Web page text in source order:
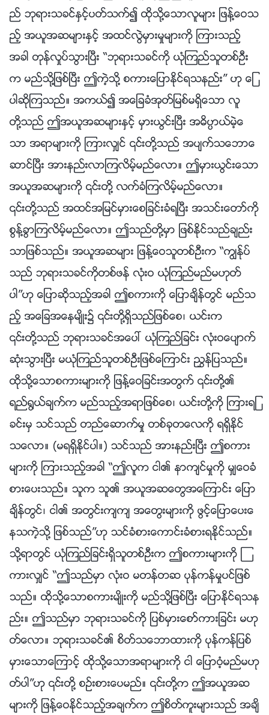
ည္ ဘုရားသခင္ႏွင့္ပတ္သက္၍ ထိုသို႔ေသာလူမ်ား ျဖန႔္ေဝသ
ည့္ အယူအဆမ်ားႏွင့္ အထင္လြဲမွားမႈမ်ားကို ၾကားသည့္
အခါ တုန္လႈပ္သြားၿပီး “ဘုရားသခင္ကို ယုံၾကည္သူတစ္ဦး
က မည္သို႔ျဖစ္ၿပီး ဤကဲ့သို႔ စကားေျပာႏိုင္ရသနည္း” ဟု ေျ
ပာဆိုၾကသည္။ အကယ္၍ အေျခခံအုတ္ျမစ္မရွိေသာ လူ
တို႔သည္ ဤအယူအဆမ်ားႏွင့္ မွားယြင္းၿပီး အဓိပၸာယ္မဲ့ေ
သာ အရာမ်ားကို ၾကားလွ်င္ ၎တို႔သည္ အပ်က္သေဘာေ
ဆာင္ၿပီး အားနည္းလာၾကလိမ့္မည္ေလာ။ ဤမွားယြင္းေသာ
အယူအဆမ်ားကို ၎တို႔ လက္ခံၾကလိမ့္မည္ေလာ။
၎တို႔သည္ အထင္အျမင္မွားေစျခင္းခံရၿပီး အသင္းေတာ္ကို
စြန႔္ခြာၾကလိမ့္မည္ေလာ။ ဤသည္တို႔မွာ ျဖစ္ႏိုင္သည္ခ်ည္း
သာျဖစ္သည္။ အယူအဆမ်ား ျဖန႔္ေဝသူတစ္ဦးက “ကြၽန္ုပ္
သည္ ဘုရားသခင္ကိုတစ္ဖန္ လုံးဝ ယုံၾကည္မည္မဟုတ္
ပါ”ဟု ေျပာဆိုသည့္အခါ ဤစကားကို ေျပာခ်ိန္တြင္ မည္သ
ည့္ အေျခအေနမ်ိဳး၌ ၎တို႔ရွိသည္ျဖစ္ေစ၊ ယင္းက
၎တို႔သည္ ဘုရားသခင္အေပၚ ယုံၾကည္ျခင္း လုံးဝေပ်ာက္
ဆုံးသြားၿပီး မယုံၾကည္သူတစ္ဦးျဖစ္ေၾကာင္း ၫႊန္ျပသည္။
ထိုသို႔ေသာစကားမ်ားကို ျဖန႔္ေဝျခင္းအတြက္ ၎တို႔၏
ရည္႐ြယ္ခ်က္က မည္သည့္အရာျဖစ္ေစ၊ ယင္းတို႔ကို ၾကားရျ
ခင္းမွ သင္သည္ တည္ေဆာက္မႈ တစ္ခုတေလကို ရရွိႏိုင္
သေလာ။ (မရရွိႏိုင္ပါ။) သင္သည္ အားနည္းၿပီး ဤစကား
မ်ားကို ၾကားသည့္အခါ “ဤလူက ငါ၏ နာက်င္မႈကို မွ်ေဝခံ
စားေပးသည္။ သူက သူ၏ အယူအဆေတြအေၾကာင္း ေျပာ
ခ်ိန္တြင္၊ ငါ၏ အတြင္းက်က် အေတြးမ်ားကို ဖြင့္ေျပာေပးေ
နသကဲ့သို႔ ျဖစ္သည္”ဟု သင္ခံစားေကာင္းခံစားရႏိုင္သည္။
သို႔ရာတြင္ ယုံၾကည္ျခင္းရွိသူတစ္ဦးက ဤစကားမ်ားကို ၾ
ကားလွ်င္ “ဤသည္မွာ လုံးဝ မတန္တဆ ပုန္ကန္မႈပင္ျဖစ္
သည္။ ထိုသို႔ေသာစကားမ်ိဳးကို မည္သို႔ျဖစ္ၿပီး ေျပာႏိုင္ရသန
ည္း။ ဤသည္မွာ ဘုရားသခင္ကို ျပစ္မွားေစာ္ကားျခင္း မဟု
တ္ေလာ။ ဘုရားသခင္၏ စိတ္သေဘာထားကို ပုန္ကန္ျပစ္
မွားေသာေၾကာင့္ ထိုသို႔ေသာအရာမ်ားကို ငါ ေျပာဝံ့မည္မဟု
တ္ပါ”ဟု ၎တို႔ စဥ္းစားေပမည္။ ၎တို႔က ဤအယူအဆ
မ်ားကို ျဖန႔္ေဝႏိုင္သည့္အခ်က္က ဤစိတ္ကူးမ်ားသည္ အခ်ိ